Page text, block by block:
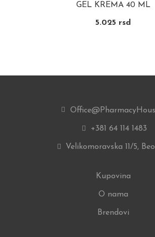
GEL KREMA 40 ML
5.025 rsd
Kupovina
O nama
Brendovi
+381 64 114 1483
Velikomoravska 11/5,